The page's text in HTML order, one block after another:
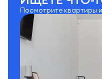
Посмотрите квартиры